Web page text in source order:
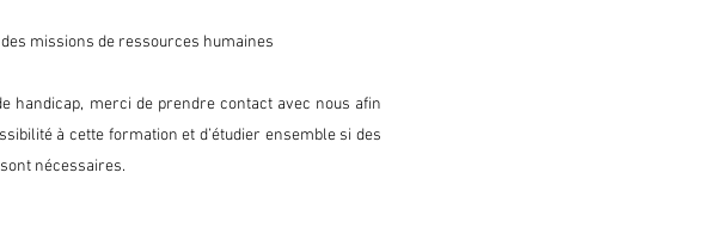
de reclassement :
nos services dans une démarche de
formation, un questionnaire à froid est envoyé
après avoir mis en pratique la formation.
missions de ressources humaines
handicap, merci de prendre contact avec nous afin
à cette formation et d’étudier ensemble si des
nécessaires.